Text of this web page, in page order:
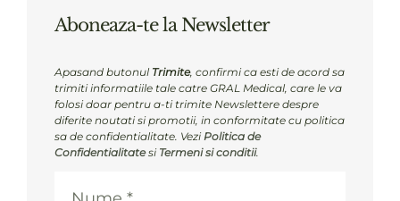
Aboneaza-te la Newsletter
Apasand butonul Trimite, confirmi ca esti de acord sa
trimiti informatiile tale catre GRAL Medical, care le va
folosi doar pentru a-ti trimite Newslettere despre
diferite noutati si promotii, in conformitate cu politica
sa de confidentialitate. VeziPolitica de
Confidentialitatesi Termeni si conditii.